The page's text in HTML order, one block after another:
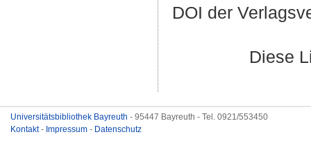
DOI der
Diese
Universitätsbibliothek Bayreuth - 95447 Bayreuth - Tel. 0921/553450
Kontakt- Impressum - Datenschutz